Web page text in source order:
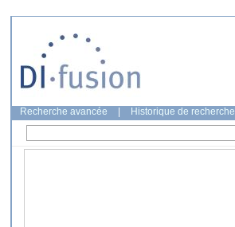
Recherche avancée Historique de recherche